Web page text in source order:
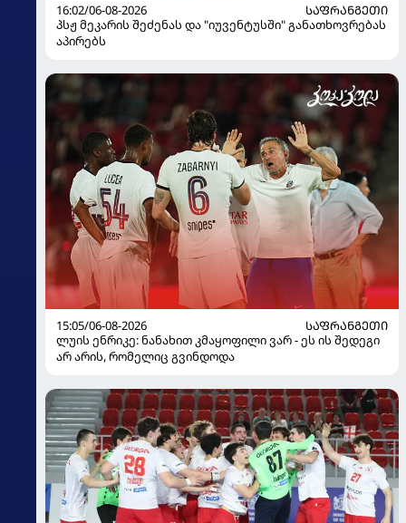
16:02/06-08-2026
ᲡᲐᲤᲠᲐᲜᲒᲔᲗᲘ
პსჟ მეკარის შეძენას და "იუვენტუსში" განათხოვრებას
აპირებს
15:05/06-08-2026
ᲡᲐᲤᲠᲐᲜᲒᲔᲗᲘ
ლუის ენრიკე: ნანახით კმაყოფილი ვარ - ეს ის შედეგი
არ არის, რომელიც გვინდოდა